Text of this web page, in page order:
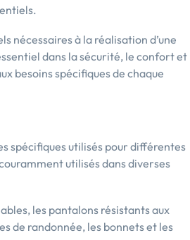
nécessaires à la réalisation d’une
dans la sécurité, le confort et
besoins spécifiques de chaque
spécifiques utilisés pour différentes
utilisés dans diverses
les pantalons résistants aux
de randonnée, les bonnets et les